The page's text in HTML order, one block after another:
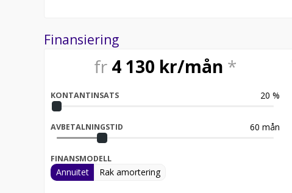
Finansiering
fr 4 130 kr/mån *
KONTANTINSATS 20 %
AVBETALNINGSTID 60 mån
FINANSMODELL
Annuitet Rak amortering